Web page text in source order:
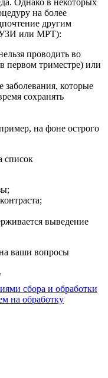
Однако в некоторых
на более
другим
УЗИ или МРТ):
проводить во
первом триместре) или
заболевания, которые
сохранять
на фоне острого
список
выведение
ваши вопросы
сбора и обработки
на обработку